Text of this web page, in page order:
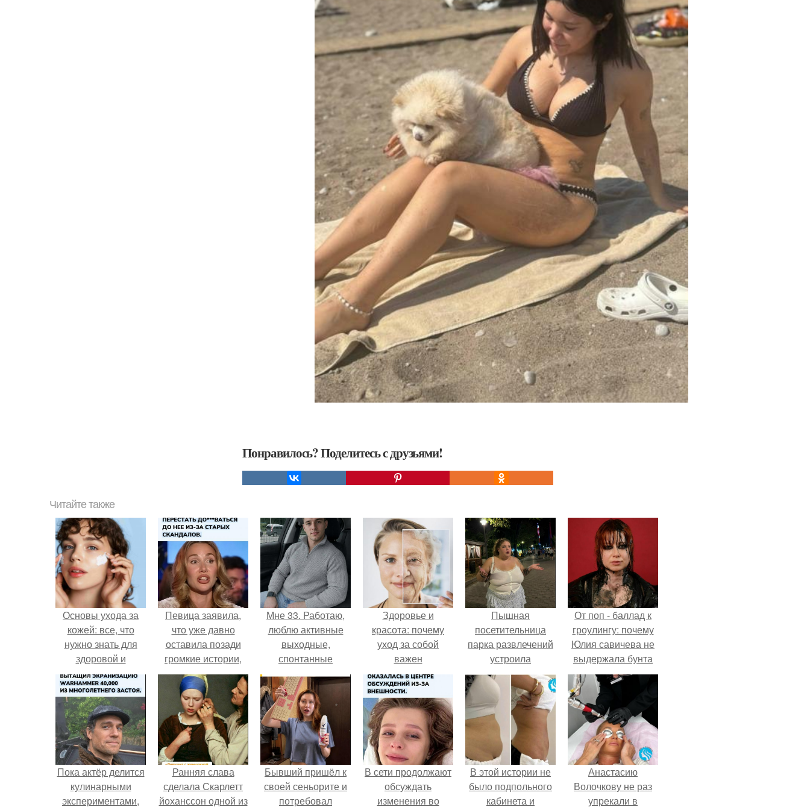
Понравилось? Поделитесь с друзьями!
Читайте также
Основы ухода за
кожей: все, что
нужно знать для
здоровой и
красивой кожи
Певица заявила,
что уже давно
оставила позади
громкие истории,
сосредоточилась на
творчестве и не
дает новых
поводов для
конфликтов.
Мне 33. Работаю,
люблю активные
выходные,
спонтанные
поездки и вечера в
хорошей компании.
Здоровье и
красота: почему
уход за собой
важен
Пышная
посетительница
парка развлечений
устроила
обсуждение в
соцсетях после
неожиданного
столкновения с
правилами
безопасности.
От поп - баллад к
гроулингу: почему
Юлия савичева не
выдержала бунта
собственной
аудитории.
Пока актёр делится
кулинарными
экспериментами,
Ранняя слава
сделала Скарлетт
йоханссон одной из
Бывший пришёл к
своей сеньорите и
потребовал
В сети продолжают
обсуждать
изменения во
В этой истории не
было подпольного
кабинета и
Анастасию
Волочкову не раз
упрекали в